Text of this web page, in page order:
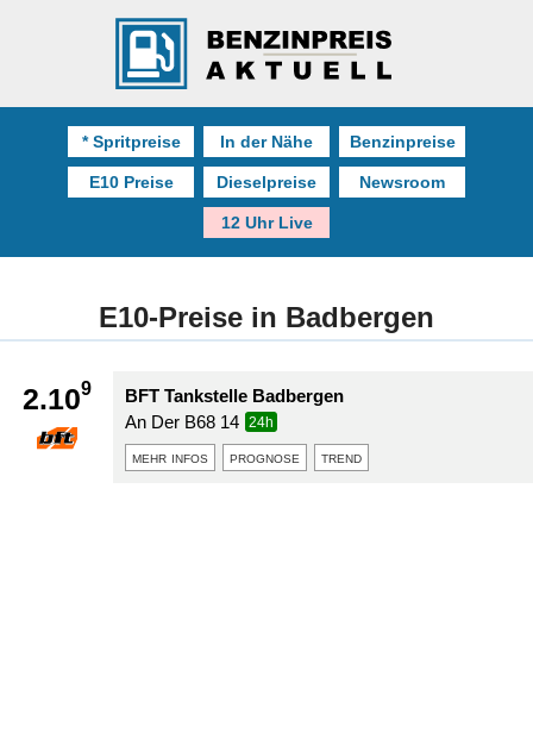
* Spritpreise In der Nähe Benzinpreise
E10 Preise Dieselpreise Newsroom
12 Uhr Live
E10-Preise in Badbergen
2.109
BFT Tankstelle Badbergen
An Der B68 14
24h
mehr infos prognose trend